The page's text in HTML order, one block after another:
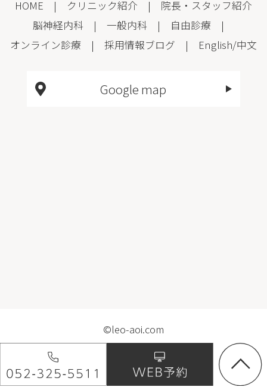
HOME | クリニック紹介 | 院長・スタッフ紹介
脳神経内科 | 一般内科 | 自由診療 |
オンライン診療 | 採用情報ブログ | English/中文
Google map
©leo-aoi.com